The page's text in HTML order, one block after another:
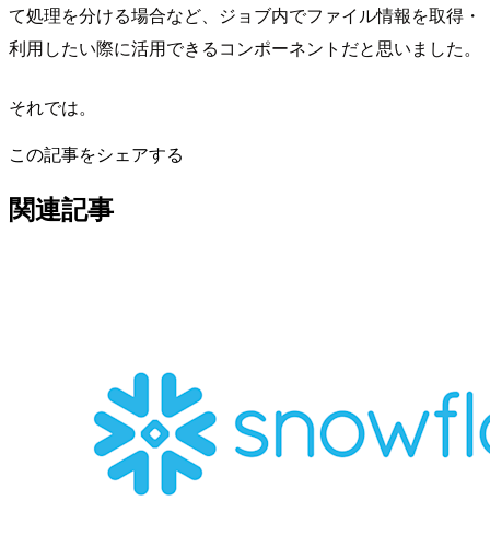
て処理を分ける場合など、ジョブ内でファイル情報を取得・
利用したい際に活用できるコンポーネントだと思いました。
それでは。
この記事をシェアする
関連記事